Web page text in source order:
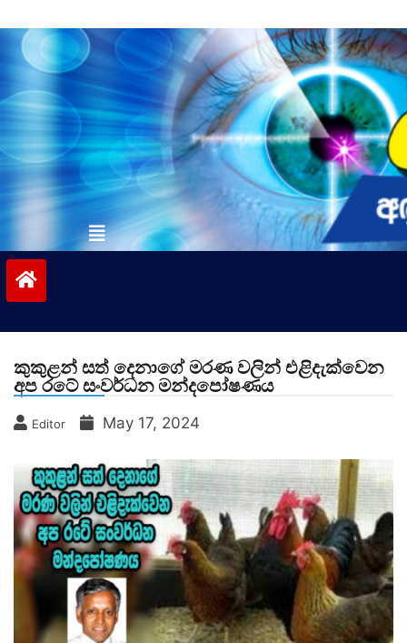
to
contentvinivida.lk
කුකුළන් සත් දෙනාගේ මරණ වලින් එළිදැක්වෙන
අප රටේ සංවර්ධන මන්දපෝෂණය
Editor May 17, 2024